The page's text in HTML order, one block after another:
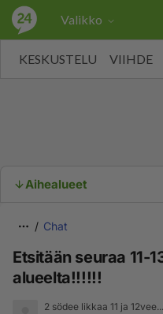
Valikko
KESKUSTELU VIIHDE
Aihealueet
Chat
Etsitään seuraa 11-
alueelta!!!!!!
2 södee likkaa 11 ja 12vee...